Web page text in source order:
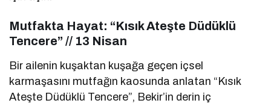
Mutfakta Hayat: “Kısık Ateşte Düdüklü
Tencere” // 13 Nisan
Bir ailenin kuşaktan kuşağa geçen içsel
karmaşasını mutfağın kaosunda anlatan “Kısık
Ateşte Düdüklü Tencere”, Bekir’in derin iç